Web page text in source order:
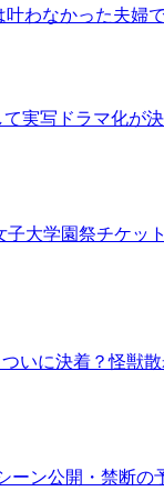
叶わなかった夫婦
て実写ドラマ化が
大学園祭チケッ
いに決着？怪獣散
ーン公開・禁断の